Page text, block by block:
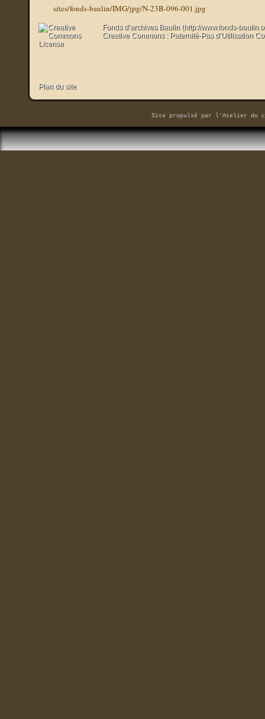
sites/fonds-baulin/IMG/jpg/N-23B-096-001.jpg
Fonds d’archives Baulin (http://www.fonds-
Creative Commons : Paternité-Pas d’Utilisation
Plan du site
Site propulsé par l'Atelier du